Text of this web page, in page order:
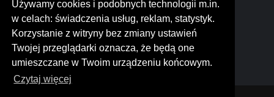
Używamy cookies i podobnych technologii m.in.
w celach: świadczenia usług, reklam, statystyk.
Korzystanie z witryny bez zmiany ustawień
Twojej przeglądarki oznacza, że będą one
umieszczane w Twoim urządzeniu końcowym.
Czytaj więcej
S�O�CE"
TOMASZ ZAJĄCZKOWSKI - PRYWATNE USŁUGI
KOMPUTEROWE
wakerobin